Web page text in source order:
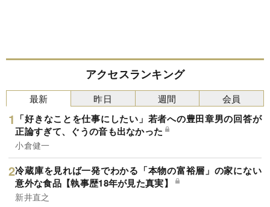
アクセスランキング
最新
「好きなことを仕事にしたい」若者への豊田章男の回答が
正論すぎて、ぐうの音も出なかった
小倉健一
冷蔵庫を見れば一発でわかる「本物の富裕層」の家にない
意外な食品【執事歴18年が見た真実】
新井直之
昨日 週間 会員